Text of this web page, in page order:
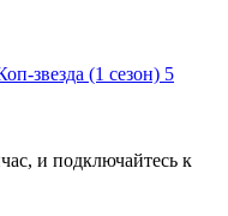
звезда (1 сезон) 5
и подключайтесь к